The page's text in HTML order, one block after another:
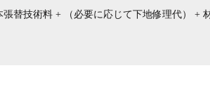
張替技術料 + （必要に応じて下地修理代） +